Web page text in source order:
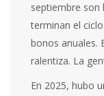
septiembre son
terminan el
bonos anuales.
ralentiza. La
En 2025, hubo